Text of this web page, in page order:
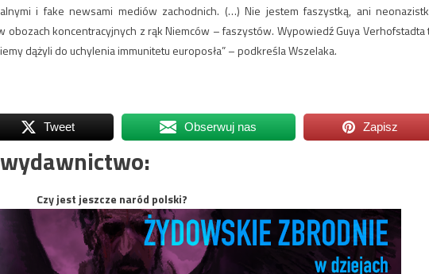
i fake newsami mediów zachodnich. (…) Nie jestem faszystką, ani
koncentracyjnych z rąk Niemców – faszystów. Wypowiedź Guya Verhofstadta
dążyli do uchylenia immunitetu europosła” – podkreśla Wszelaka.
Tweet Obserwuj nas Zapisz
Czy jest jeszcze naród polski?